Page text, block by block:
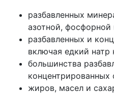
разбавленных
азотной, фосфорной
разбавленных и
включая едкий натр
большинства
концентрированных
жиров, масел и